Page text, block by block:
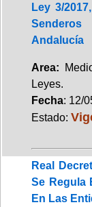
Ley 3/
Andalucía
Area:
Leyes.
Fecha: 12/
Estado:
Real
Se Regula
En Las